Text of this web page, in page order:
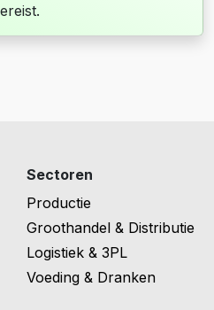
Sectoren
Productie
Groothandel & Distributie
Logistiek & 3PL
Voeding & Dranken